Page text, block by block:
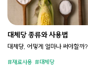
대체당 종류와 사용법
대체당, 어떻게 얼마나 써야할까?
재료사용 대체당